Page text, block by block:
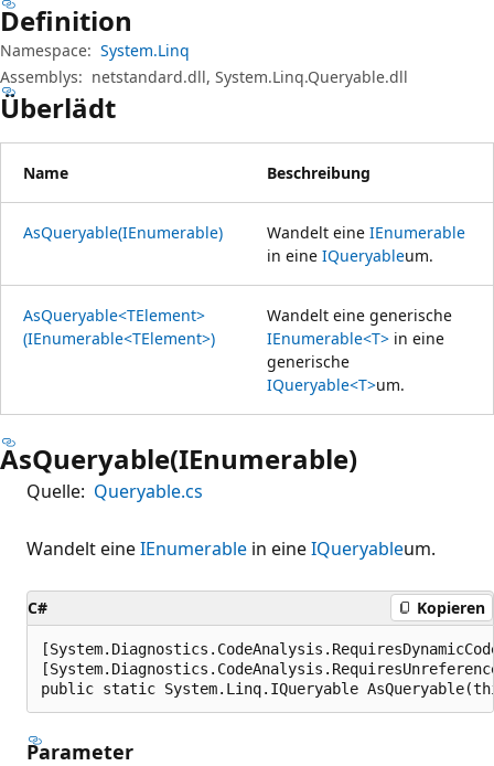
Definition
Namespace: System.Linq
Assemblys: netstandard.dll, System.Linq.Queryable.dll
Überlädt
Name Beschreibung
AsQueryable(IEnumerable) Wandelt eine IEnumerable
in eine IQueryableum.
AsQueryable<TElement>
(IEnumerable<TElement>)
Wandelt eine generische
IEnumerable<T> in eine
generische
IQueryable<T>um.
AsQueryable(IEnumerable)
Quelle: Queryable.cs
Wandelt eineIEnumerable in eineIQueryableum.
C# Kopieren
public static System.Linq.IQueryable
Parameter